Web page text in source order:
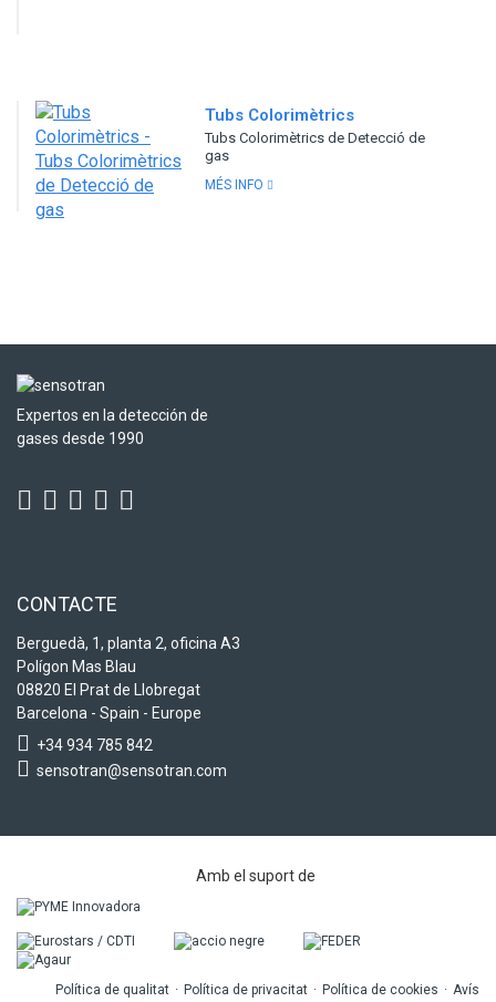
Tubs Colorimètrics
Tubs Colorimètrics de Detecció de
gas
MÉS INFO
Expertos en la detección de
gases desde 1990
CONTACTE
Berguedà, 1, planta 2, oficina A3
Polígon Mas Blau
08820 El Prat de Llobregat
Barcelona - Spain - Europe
+34 934 785 842
sensotran@sensotran.com
Amb el suport de
Política de qualitat Política de privacitat Política de cookies
Avís